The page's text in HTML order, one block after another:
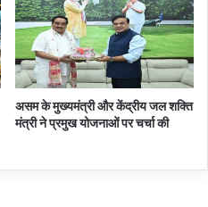
असम के मुख्यमंत्री और केंद्रीय जल शक्ति
मंत्री ने प्रमुख योजनाओं पर चर्चा की